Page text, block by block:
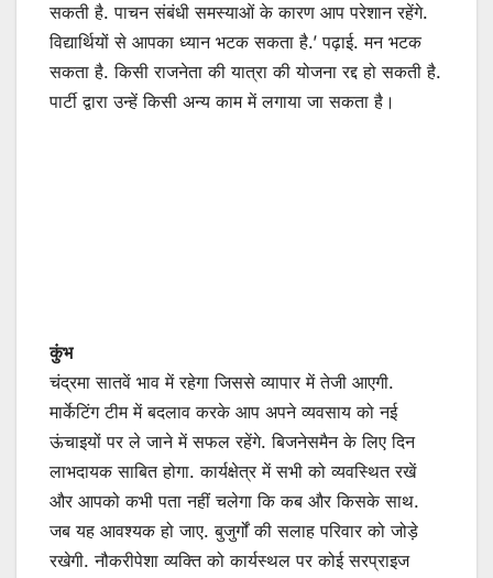
सकती है. पाचन संबंधी समस्याओं के कारण आप परेशान रहेंगे.
विद्यार्थियों से आपका ध्यान भटक सकता है.’ पढ़ाई. मन भटक
सकता है. किसी राजनेता की यात्रा की योजना रद्द हो सकती है.
पार्टी द्वारा उन्हें किसी अन्य काम में लगाया जा सकता है।
कुंभ
चंद्रमा सातवें भाव में रहेगा जिससे व्यापार में तेजी आएगी.
मार्केटिंग टीम में बदलाव करके आप अपने व्यवसाय को नई
ऊंचाइयों पर ले जाने में सफल रहेंगे. बिजनेसमैन के लिए दिन
लाभदायक साबित होगा. कार्यक्षेत्र में सभी को व्यवस्थित रखें
और आपको कभी पता नहीं चलेगा कि कब और किसके साथ.
जब यह आवश्यक हो जाए. बुजुर्गों की सलाह परिवार को जोड़े
रखेगी. नौकरीपेशा व्यक्ति को कार्यस्थल पर कोई सरप्राइज